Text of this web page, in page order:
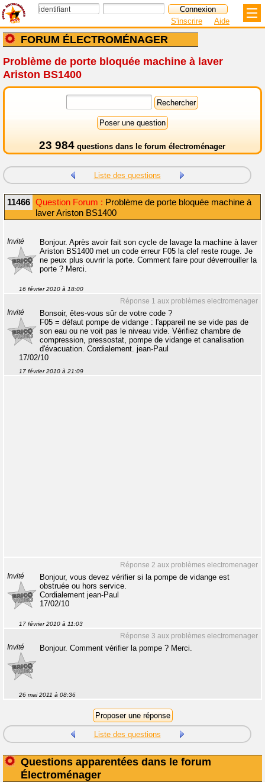
FORUM ÉLECTROMÉNAGER
S'inscrire Aide
Problème de porte bloquée machine à laver
Ariston BS1400
23 984 questions dans le forum électroménager
Liste des questions
11466 Question Forum : Problème de porte bloquée machine à
laver Ariston BS1400
Invité
Bonjour. Après avoir fait son cycle de lavage la machine à laver
Ariston BS1400 met un code erreur F05 la clef reste rouge. Je
ne peux plus ouvrir la porte. Comment faire pour déverrouiller la
porte ? Merci.
16 février 2010 à 18:00
Réponse 1 aux problèmes electromenager
Invité
Bonsoir, êtes-vous sûr de votre code ?
F05 = défaut pompe de vidange : l'appareil ne se vide pas de
son eau ou ne voit pas le niveau vide. Vérifiez chambre de
compression, pressostat, pompe de vidange et canalisation
d'évacuation. Cordialement. jean-Paul
17/02/10
17 février 2010 à 21:09
Réponse 2 aux problèmes electromenager
Invité
Bonjour, vous devez vérifier si la pompe de vidange est
obstruée ou hors service.
Cordialement jean-Paul
17/02/10
17 février 2010 à 11:03
Réponse 3 aux problèmes electromenager
Invité Bonjour. Comment vérifier la pompe ? Merci.
26 mai 2011 à 08:36
Liste des questions
Questions apparentées dans le forum
Électroménager